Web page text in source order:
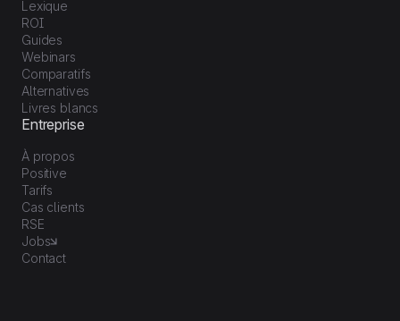
Lexique
ROI
Guides
Webinars
Comparatifs
Alternatives
Livres blancs
Entreprise
À propos
Positive
Tarifs
Cas clients
RSE
Jobs
Contact